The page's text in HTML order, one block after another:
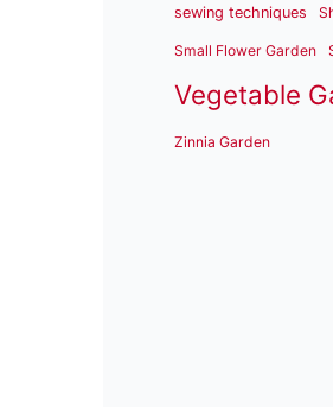
sewing techniques
Small Flower Garden
Vegetable
Zinnia Garden